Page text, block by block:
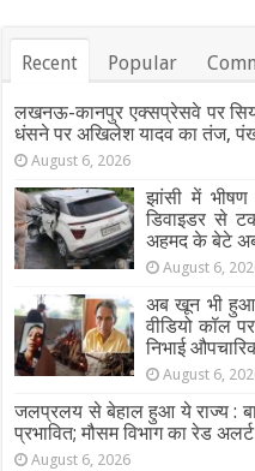
Recent Popular
लखनऊ-कानपुर एक्सप्रेसवे पर
धंसने पर अखिलेश यादव का तंज,
August 6, 2026
झांसी में भीषण
डिवाइडर से
अहमद के बेटे
August 6,
अब खून भी हुआ
वीडियो कॉल
निभाई
August 6,
जलप्रलय से बेहाल हुआ ये राज्य :
प्रभावित; मौसम विभाग का रेड अलर्ट
August 6, 2026